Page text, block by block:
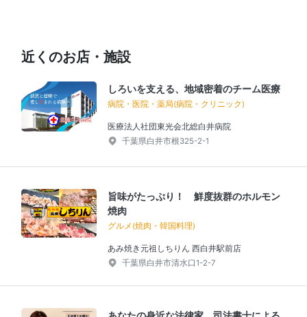
近くのお店・施設
しろいを支える、地域密着のチーム医療
病院・医院・薬局(病院・クリニック)
医療法人社団東光会北総白井病院
千葉県白井市根325-2-1
旨味がたっぷり！ 鮮度抜群のホルモン
焼肉
グルメ(焼肉・韓国料理)
あみ焼き元祖しちりん 西白井駅前店
千葉県白井市清水口1-2-7